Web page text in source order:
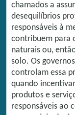
chamados a
desequilíbrios
responsáveis à
contribuem para
naturais ou,
solo. Os
controlam essa
quando
produtos e
responsáveis ao